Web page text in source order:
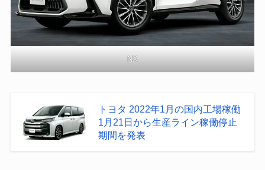
NX
トヨタ 2022年1月の国内工場稼働
1月21日から生産ライン稼働停止
期間を発表